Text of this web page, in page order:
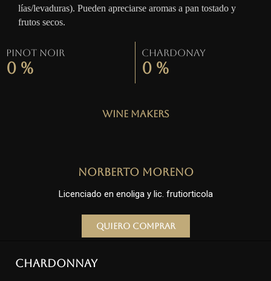
lías/levaduras). Pueden apreciarse aromas a pan tostado y
frutos secos.
Pinot Noir
0 %
Chardonay
0 %
Wine Makers
Norberto Moreno
Licenciado en enoliga y lic. frutiorticola
Quiero comprar
Chardonnay